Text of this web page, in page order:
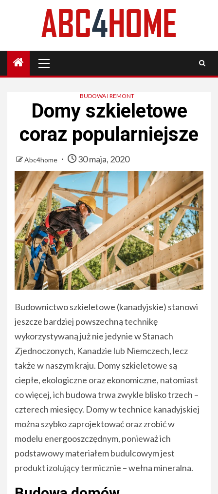
Menu
BUDOWA I REMONT
Domy szkieletowe
coraz popularniejsze
Abc4home 30 maja, 2020
Budownictwo szkieletowe (kanadyjskie) stanowi
jeszcze bardziej powszechną technikę
wykorzystywaną już nie jedynie w Stanach
Zjednoczonych, Kanadzie lub Niemczech, lecz
także w naszym kraju. Domy szkieletowe są
ciepłe, ekologiczne oraz ekonomiczne, natomiast
co więcej, ich budowa trwa zwykle blisko trzech –
czterech miesięcy. Domy w technice kanadyjskiej
można szybko zaprojektować oraz zrobić w
modelu energooszczędnym, ponieważ ich
podstawowy materiałem budulcowym jest
produkt izolujący termicznie – wełna mineralna.